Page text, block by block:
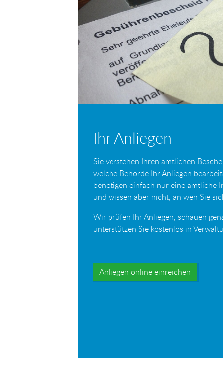
Ihr Anliegen
Sie verstehen Ihren amtlichen
welche Behörde Ihr Anliegen
benötigen einfach nur eine amtliche
und wissen aber nicht, an wen Sie
Wir prüfen Ihr Anliegen, schauen
unterstützen Sie kostenlos in
Anliegen online einreichen